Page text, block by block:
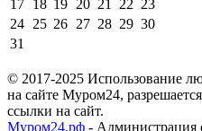
17 18 19 20 21 22 23
24 25 26 27 28 29 30
31
© 2017-2025 Использование
на сайте Муром24,
ссылки на сайт.
Муром24.рф - Администрация